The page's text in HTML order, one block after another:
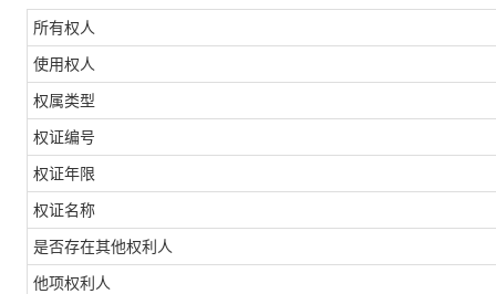
所有权人
使用权人
权属类型
权证编号
权证年限
权证名称
是否存在其他权利人
他项权利人